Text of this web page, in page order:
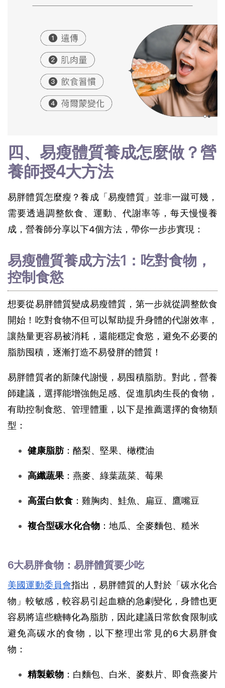
四、易瘦體質養成怎麼做？營
養師授4大方法
易胖體質怎麼瘦？養成「易瘦體質」並非一蹴可幾，
需要透過調整飲食、運動、代謝率等，每天慢慢養
成，營養師分享以下4個方法，帶你一步步實現：
易瘦體質養成方法1：吃對食物，
控制食慾
想要從易胖體質變成易瘦體質，第一步就從調整飲食
開始！吃對食物不但可以幫助提升身體的代謝效率，
讓熱量更容易被消耗，還能穩定食慾，避免不必要的
脂肪囤積，逐漸打造不易發胖的體質！
易胖體質者的新陳代謝慢，易囤積脂肪。對此，營養
師建議，選擇能增強飽足感、促進肌肉生長的食物，
有助控制食慾、管理體重，以下是推薦選擇的食物類
型：
健康脂肪：酪梨、堅果、橄欖油
高纖蔬果 ：燕麥、綠葉蔬菜、莓果
高蛋白飲食 ：雞胸肉、鮭魚、扁豆、鷹嘴豆
複合型碳水化合物 ：地瓜、全麥麵包、糙米
6大易胖食物：易胖體質要少吃
美國運動委員會指出，易胖體質的人對於「碳水化合
物」較敏感，較容易引起血糖的急劇變化，身體也更
容易將這些糖轉化為脂肪，因此建議日常飲食限制或
避免高碳水的食物，以下整理出常見的6大易胖食
物：
精製穀物 ：白麵包、白米、麥麩片、即食燕麥片